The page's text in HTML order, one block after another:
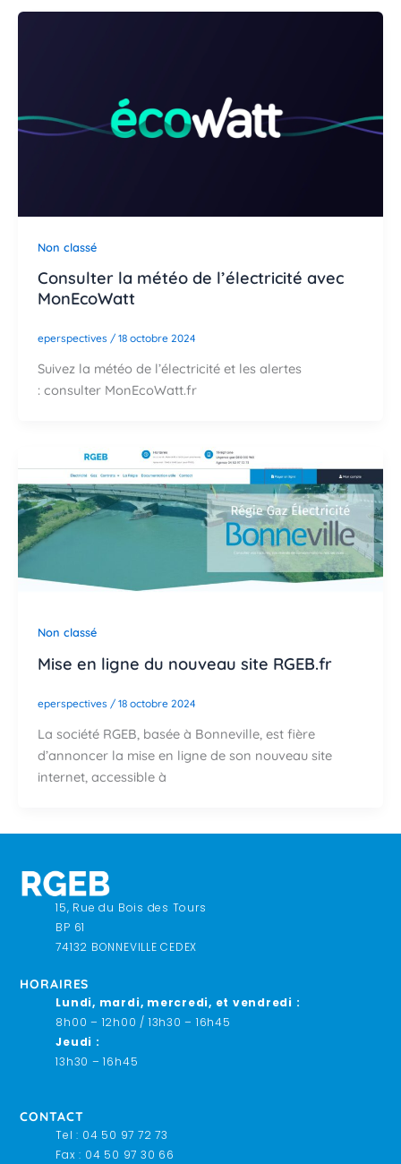
Non classé
Consulter la météo de l’électricité avec
MonEcoWatt
eperspectives / 18 octobre 2024
Suivez la météo de l’électricité et les alertes
: consulter MonEcoWatt.fr
Non classé
Mise en ligne du nouveau site RGEB.fr
eperspectives / 18 octobre 2024
La société RGEB, basée à Bonneville, est fière
d’annoncer la mise en ligne de son nouveau site
internet, accessible à
15, Rue du Bois des Tours
BP 61
74132 BONNEVILLE CEDEX
HORAIRES
Lundi, mardi, mercredi, et vendredi :
8h00 – 12h00 / 13h30 – 16h45
Jeudi :
13h30 – 16h45
CONTACT
Tel : 04 50 97 72 73
Fax : 04 50 97 30 66